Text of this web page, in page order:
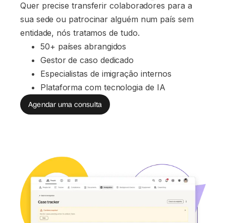
Quer precise transferir colaboradores para a
sua sede ou patrocinar alguém num país sem
entidade, nós tratamos de tudo.
50+ países abrangidos
Gestor de caso dedicado
Especialistas de imigração internos
Plataforma com tecnologia de IA
Agendar uma consulta